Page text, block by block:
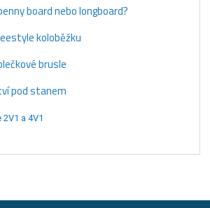
board nebo longboard?
koloběžku
brusle
pod stanem
a 4V1